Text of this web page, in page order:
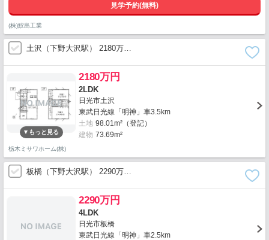
見学予約(無料)
(株)鮫島工業
土沢（下野大沢駅） 2180万…
2180万円
2LDK
日光市土沢
東武日光線「明神」車3.5km
土地 98.01m²（登記）
建物 73.69m²
栃木ミサワホーム(株)
板橋（下野大沢駅） 2290万…
2290万円
4LDK
日光市板橋
東武日光線「明神」車2.5km